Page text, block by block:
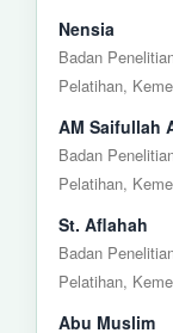
Nensia
Badan
Pelatihan,
AM Saifullah
Badan
Pelatihan,
St. Aflahah
Badan
Pelatihan,
Abu Muslim